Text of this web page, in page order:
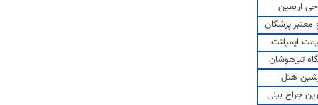
اربعین
پزشکان
ایمپلنت
تیزهوشان
هتل
جراح بینی